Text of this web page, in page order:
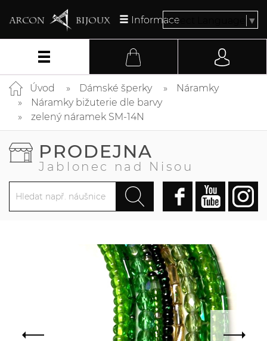
InformaceSelect Language ▼
Úvod Dámské šperky
Náramky
Náramky bižuterie dle barvy
zelený náramek SM-14N
PRODEJNA
Jablonec nad Nisou